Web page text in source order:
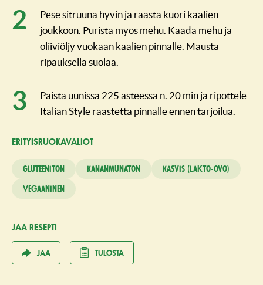
Pese sitruuna hyvin ja raasta kuori kaalien
joukkoon. Purista myös mehu. Kaada mehu ja
oliiviöljy vuokaan kaalien pinnalle. Mausta
ripauksella suolaa.
Paista uunissa 225 asteessa n. 20 min ja ripottele
Italian Style raastetta pinnalle ennen tarjoilua.
ERITYISRUO­KAVALIOT
Gluteeniton Kananmunaton Kasvis (lakto-ovo)
Vegaaninen
JAA RESEPTI
JAA TULOSTA